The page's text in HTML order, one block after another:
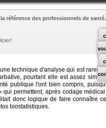
référence des professionnels de santé.
technique d'analyse qui est
pourtant elle est assez
publique l'ont bien compris,
permettent, après codage
donc logique de faire connaître
biostatistiques.